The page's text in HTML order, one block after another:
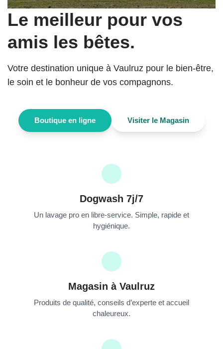
Le meilleur pour vos
amis les bêtes.
Votre destination unique à Vaulruz pour le bien-être,
le soin et le bonheur de vos compagnons.
Boutique en ligne Visiter le Magasin
Dogwash 7j/7
Un lavage pro en libre-service. Simple, rapide et
hygiénique.
Magasin à Vaulruz
Produits de qualité, conseils d’experte et accueil
chaleureux.